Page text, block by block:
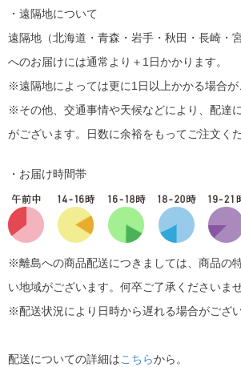
・遠隔地について
遠隔地（北海道・青森・岩手・秋田・長崎・
へのお届けには通常より＋1日かかります。
※遠隔地によっては更に1日以上かかる場合が
※その他、交通事情や天候などにより、配達
がございます。日数に余裕をもってご注文くだ
・お届け時間帯
※離島への商品配送につきましては、商品の
い地域がございます。何卒ご了承くださいませ
※配送状況により日時から遅れる場合がござい
配送についての詳細はこちらから。